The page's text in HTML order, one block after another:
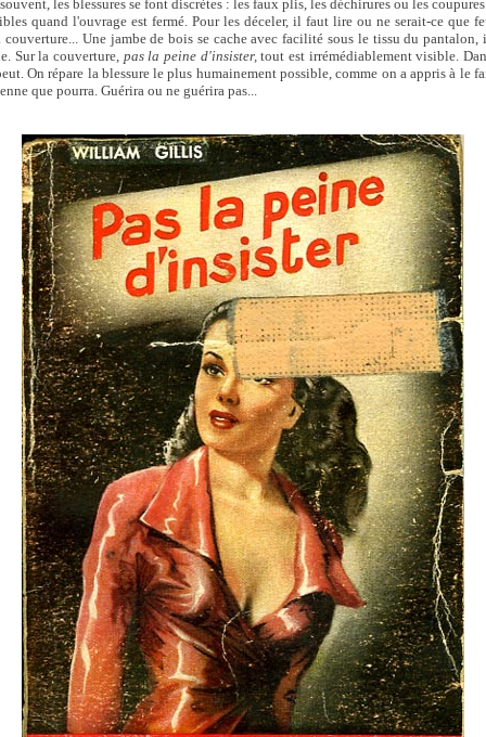
les blessures se font discrètes : les faux plis, les déchirures ou les
quand l'ouvrage est fermé. Pour les déceler, il faut lire ou ne serait-ce que
couverture... Une jambe de bois se cache avec facilité sous le tissu du pantalon,
Sur la couverture, pas la peine d'insister, tout est irrémédiablement visible.
On répare la blessure le plus humainement possible, comme on a appris à le
que pourra. Guérira ou ne guérira pas...